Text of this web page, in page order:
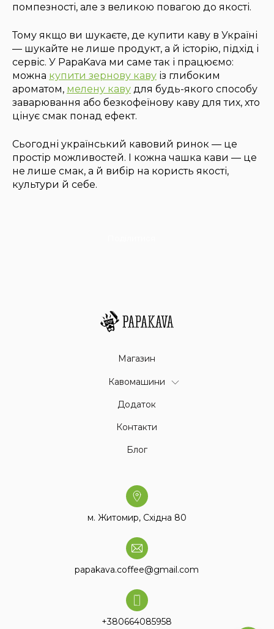
помпезності, але з великою повагою до якості.
Тому якщо ви шукаєте, де купити каву в Україні
— шукайте не лише продукт, а й історію, підхід і
сервіс. У PapaKava ми саме так і працюємо:
можна купити зернову каву із глибоким
ароматом, мелену каву для будь-якого способу
заварювання або безкофеїнову каву для тих, хто
цінує смак понад ефект.
Сьогодні український кавовий ринок — це
простір можливостей. І кожна чашка кави — це
не лише смак, а й вибір на користь якості,
культури й себе.
Магазин
Кавомашини
Додаток
Контакти
Блог
м. Житомир, Східна 80
papakava.coffee@gmail.com
+380664085958